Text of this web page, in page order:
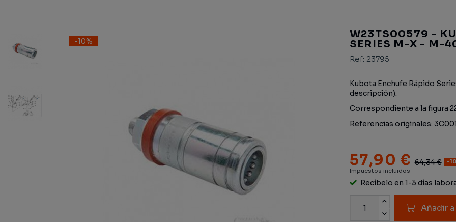
-10%
W23TS00579 -
SERIES M-X - M-
Ref: 23795
Kubota Enchufe Rápido
descripción).
Correspondiente a la figura
Referencias originales:
57,90 € 64,34 € -
Impuestos incluidos
Recíbelo en 1-3 días
Añadir